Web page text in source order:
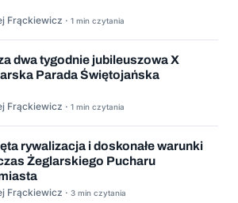
Frąckiewicz · 1 min czytania
dwa tygodnie jubileuszowa X
Parada Świętojańska
Frąckiewicz · 1 min czytania
rywalizacja i doskonałe warunki
Żeglarskiego Pucharu
Frąckiewicz · 3 min czytania